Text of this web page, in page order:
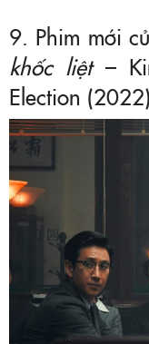
9. Phim mới
khốc liệt–
Election (2022)